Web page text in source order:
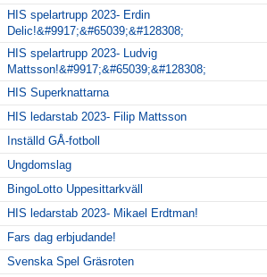
HIS spelartrupp 2023- Erdin
Delic!&#9917;&#65039;&#128308;
HIS spelartrupp 2023- Ludvig
Mattsson!&#9917;&#65039;&#128308;
HIS Superknattarna
HIS ledarstab 2023- Filip Mattsson
Inställd GÅ-fotboll
Ungdomslag
BingoLotto Uppesittarkväll
HIS ledarstab 2023- Mikael Erdtman!
Fars dag erbjudande!
Svenska Spel Gräsroten